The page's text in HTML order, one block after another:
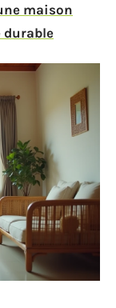
maison
durable